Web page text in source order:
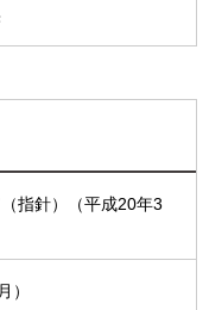
指針）（平成20年3
）